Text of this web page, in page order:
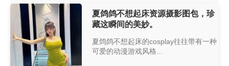
夏鸽鸽不想起床资源摄影图包，珍
藏这瞬间的美妙。
夏鸽鸽不想起床的cosplay往往带有一种
可爱的动漫游戏风格...